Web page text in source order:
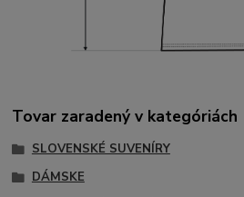
Tovar zaradený v kategóriách
SLOVENSKÉ SUVENÍRY
DÁMSKE